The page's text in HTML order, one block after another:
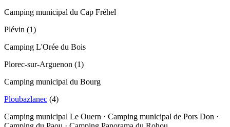
Camping municipal du Cap Fréhel
Plévin (1)
Camping L'Orée du Bois
Plorec-sur-Arguenon (1)
Camping municipal du Bourg
Ploubazlanec (4)
Camping municipal Le Ouern · Camping municipal de Pors Don ·